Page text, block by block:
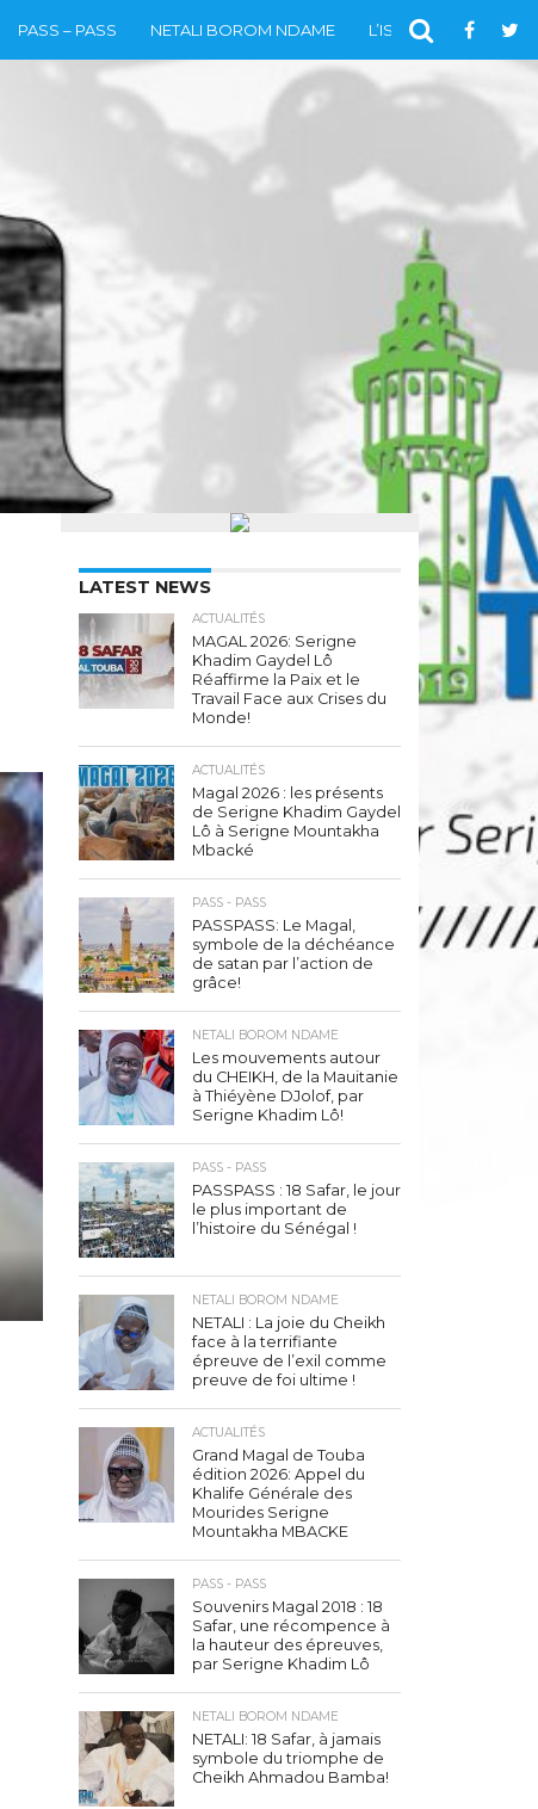
PASS – PASS NETALI BOROM NDAME L’ISLAM VIDÉOS
LATEST NEWS
ACTUALITÉS
MAGAL 2026: Serigne
Khadim Gaydel Lô
Réaffirme la Paix et le
Travail Face aux Crises du
Monde!
ACTUALITÉS
Magal 2026 : les présents
de Serigne Khadim Gaydel
Lô à Serigne Mountakha
Mbacké
PASS - PASS
PASSPASS: Le Magal,
symbole de la déchéance
de satan par l’action de
grâce!
NETALI BOROM NDAME
Les mouvements autour
du CHEIKH, de la Mauitanie
à Thiéyène DJolof, par
Serigne Khadim Lô!
PASS - PASS
PASSPASS : 18 Safar, le jour
le plus important de
l’histoire du Sénégal !
NETALI BOROM NDAME
NETALI : La joie du Cheikh
face à la terrifiante
épreuve de l’exil comme
preuve de foi ultime !
ACTUALITÉS
Grand Magal de Touba
édition 2026: Appel du
Khalife Générale des
Mourides Serigne
Mountakha MBACKE
PASS - PASS
Souvenirs Magal 2018 : 18
Safar, une récompence à
la hauteur des épreuves,
par Serigne Khadim Lô
NETALI BOROM NDAME
NETALI: 18 Safar, à jamais
symbole du triomphe de
Cheikh Ahmadou Bamba!